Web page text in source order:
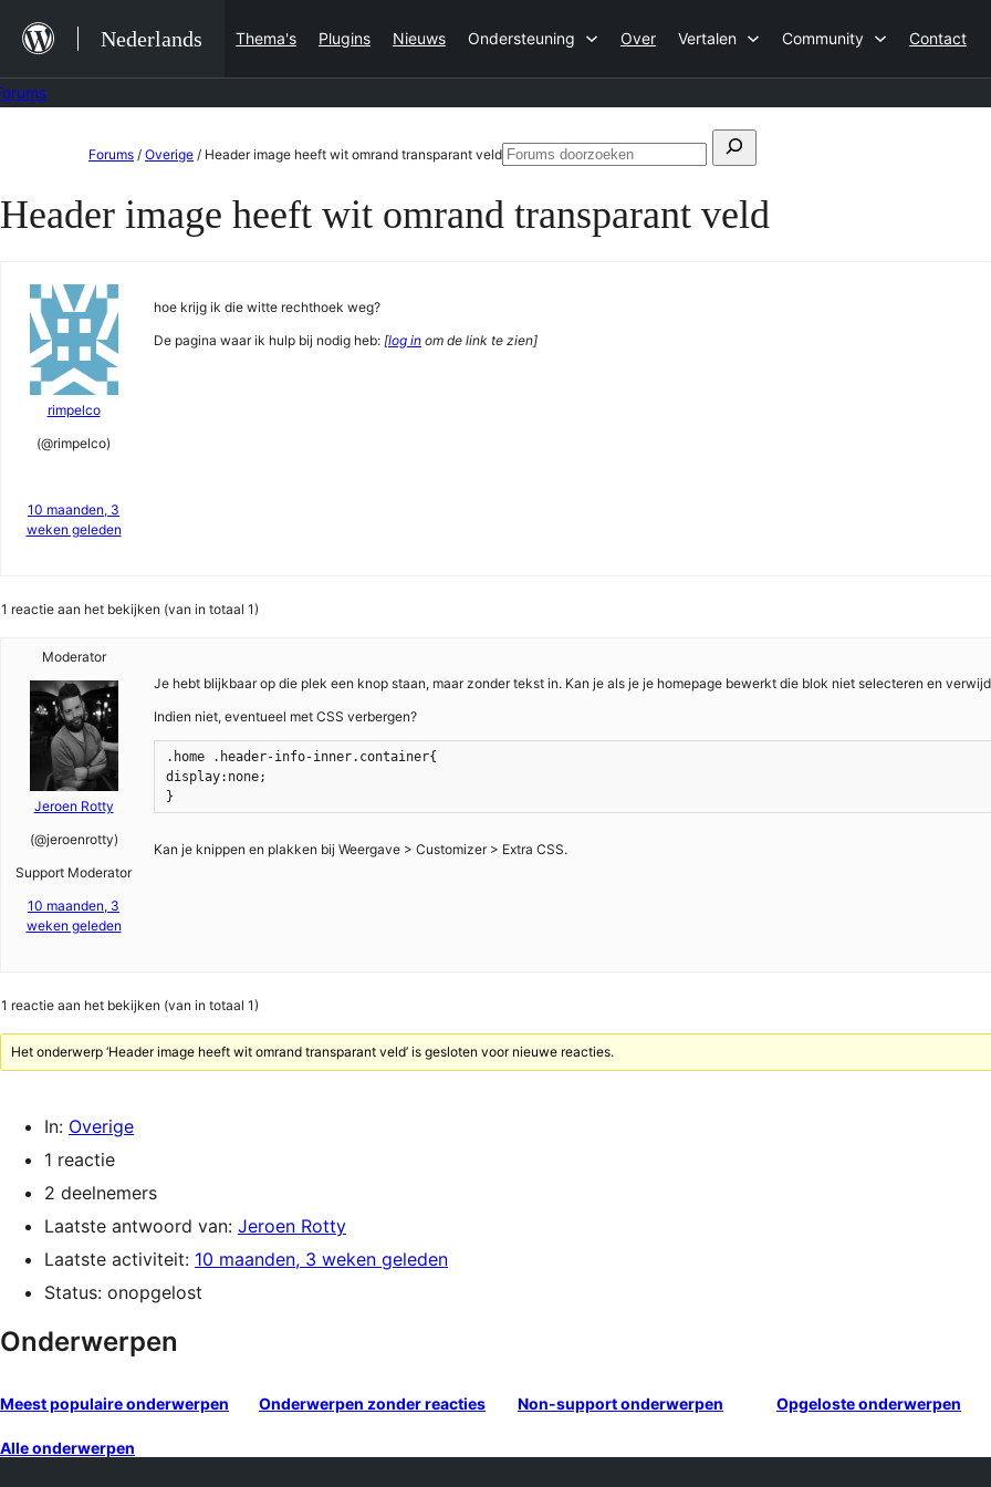
naar
de
Nederlands Thema's Plugins Nieuws Ondersteuning Over Vertalen Community Contact
de
Forums / Overige / Header image heeft wit omrand transparant veldZoeken
Forums
Header image heeft wit omrand transparant veld
rimpelco
(@rimpelco)
10 maanden, 3
weken geleden
hoe krijg ik die witte rechthoek weg?
De pagina waar ik hulp bij nodig heb: [log in om de link te zien]
1 reactie aan het bekijken (van in totaal 1)
Moderator
Jeroen Rotty
(@jeroenrotty)
Support Moderator
10 maanden, 3
weken geleden
Je hebt blijkbaar op die plek een knop staan, maar zonder tekst in. Kan je als je je homepage bewerkt die blok niet selecteren en
Indien niet, eventueel met CSS verbergen?
.home .header-info-inner.container{
display:none;
}
Kan je knippen en plakken bij Weergave > Customizer > Extra CSS.
1 reactie aan het bekijken (van in totaal 1)
Het onderwerp ‘Header image heeft wit omrand transparant veld’ is gesloten voor nieuwe reacties.
In: Overige
1 reactie
2 deelnemers
Laatste antwoord van: Jeroen Rotty
Laatste activiteit: 10 maanden, 3 weken geleden
Status: onopgelost
Onderwerpen
Meest populaire onderwerpen Onderwerpen zonder reacties Non-support onderwerpen Opgeloste onderwerpen
Alle onderwerpen